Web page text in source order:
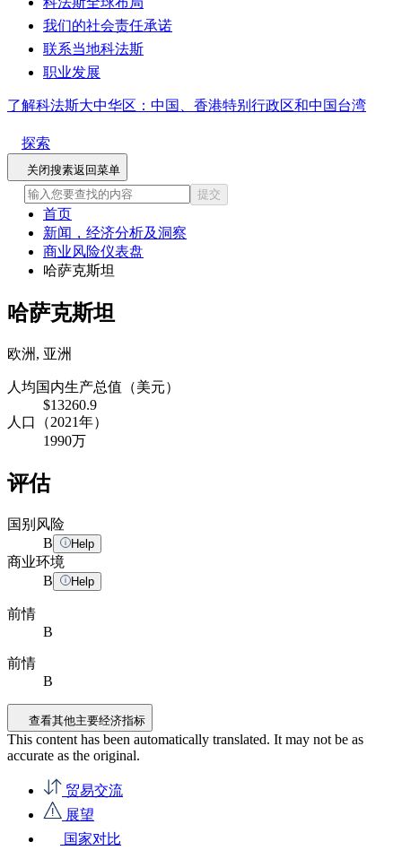
我们的社会责任承诺
联系当地科法斯
职业发展
了解科法斯大中华区：中国、香港特别行政区和中国台湾
探索
关闭搜素返回菜单
提交
首页
新闻，经济分析及洞察
商业风险仪表盘
哈萨克斯坦
哈萨克斯坦
欧洲, 亚洲
人均国内生产总值（美元）
$13260.9
人口（2021年）
1990万
评估
国别风险
B
Help
商业环境
B
Help
前情
B
前情
B
查看其他主要经济指标
This content has been automatically translated. It may not be as
accurate as the original.
贸易交流
展望
国家对比